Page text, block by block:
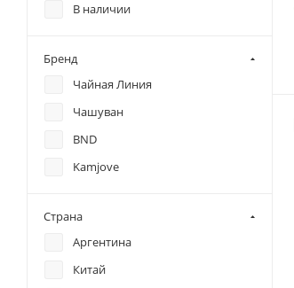
В наличии
Бренд
Чайная Линия
Чашуван
BND
Kamjove
Страна
Аргентина
Китай